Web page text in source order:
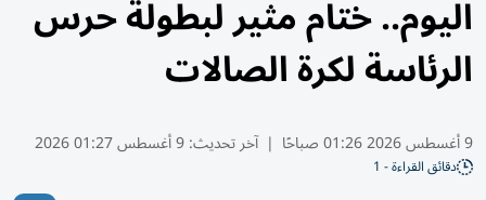
اليوم.. ختام مثير لبطولة حرس
الرئاسة لكرة الصالات
9 أغسطس 2026 01:26 صباحًا | آخر تحديث:9 أغسطس 01:27 2026
دقائق القراءة - 1